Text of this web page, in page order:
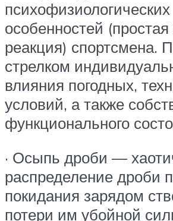
психофизиологических
особенностей
реакция) спортсмена.
стрелком
влияния погодных,
условий, а также
функционального
· Осыпь дроби —
распределение дроби
покидания зарядом
потери им убойной